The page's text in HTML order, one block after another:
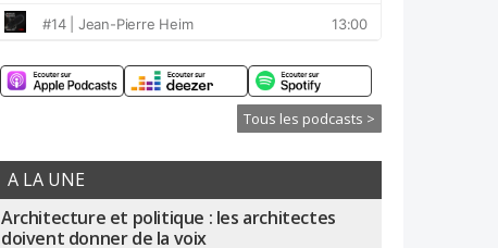
Tous les podcasts >
A LA UNE
Architecture et politique : les architectes
doivent donner de la voix